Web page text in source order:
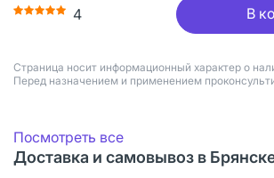
4 В
Страница носит информационный характер о
Перед назначением и применением
Посмотреть все
Доставка и самовывоз в